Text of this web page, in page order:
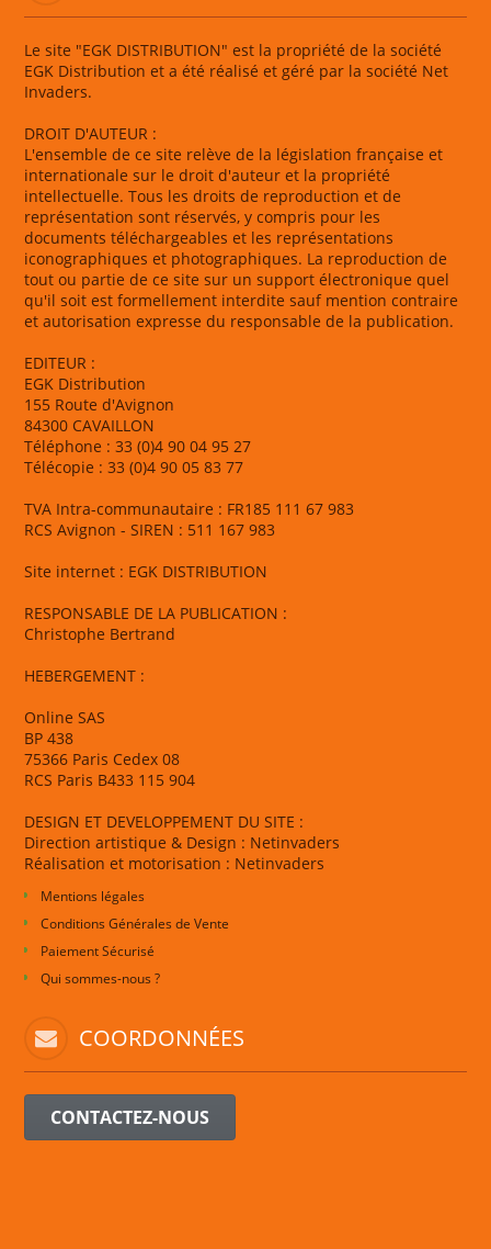
Le site "EGK DISTRIBUTION" est la propriété de la société
EGK Distribution et a été réalisé et géré par la société Net
Invaders.
DROIT D'AUTEUR :
L'ensemble de ce site relève de la législation française et
internationale sur le droit d'auteur et la propriété
intellectuelle. Tous les droits de reproduction et de
représentation sont réservés, y compris pour les
documents téléchargeables et les représentations
iconographiques et photographiques. La reproduction de
tout ou partie de ce site sur un support électronique quel
qu'il soit est formellement interdite sauf mention contraire
et autorisation expresse du responsable de la publication.
EDITEUR :
EGK Distribution
155 Route d'Avignon
84300 CAVAILLON
Téléphone : 33 (0)4 90 04 95 27
Télécopie : 33 (0)4 90 05 83 77
TVA Intra-communautaire : FR185 111 67 983
RCS Avignon - SIREN : 511 167 983
Site internet : EGK DISTRIBUTION
RESPONSABLE DE LA PUBLICATION :
Christophe Bertrand
HEBERGEMENT :
Online SAS
BP 438
75366 Paris Cedex 08
RCS Paris B433 115 904
DESIGN ET DEVELOPPEMENT DU SITE :
Direction artistique & Design : Netinvaders
Réalisation et motorisation : Netinvaders
Mentions légales
Conditions Générales de Vente
Paiement Sécurisé
Qui sommes-nous ?
COORDONNÉES
CONTACTEZ-NOUS